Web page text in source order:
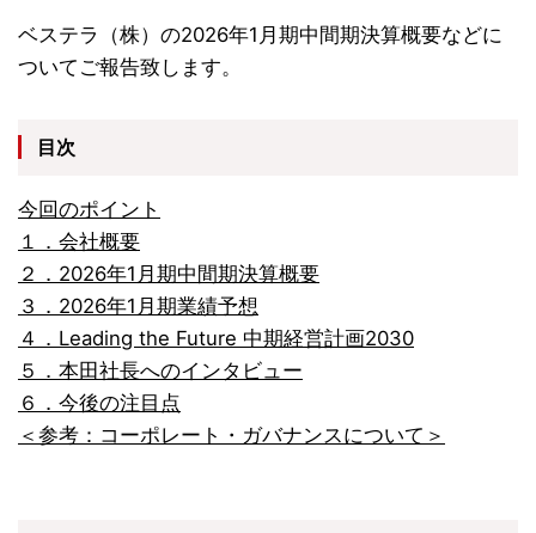
ベステラ（株）の2026年1月期中間期決算概要などに
ついてご報告致します。
目次
今回のポイント
１．会社概要
２．2026年1月期中間期決算概要
３．2026年1月期業績予想
４．Leading the Future 中期経営計画2030
５．本田社長へのインタビュー
６．今後の注目点
＜参考：コーポレート・ガバナンスについて＞